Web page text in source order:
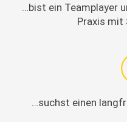
…bist ein Team­play­er
Prax­is mit
…suchst einen